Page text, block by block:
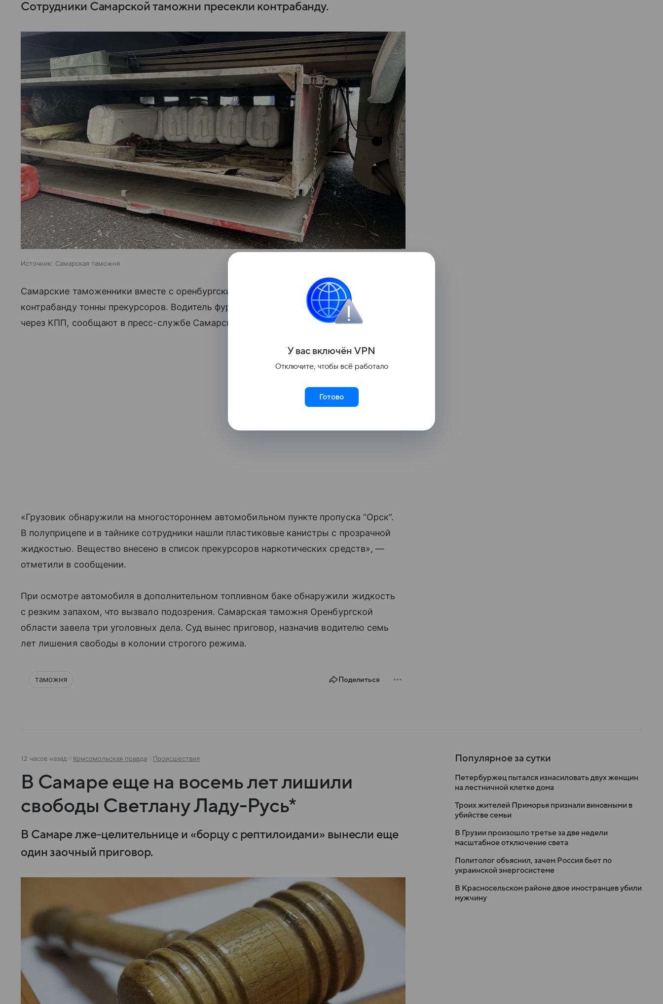
Сотрудники Самарской таможни пресекли контрабанду.
Источник: Самарская таможня
Самарские таможенники вместе с оренбургскими пограничниками пресекли
контрабанду тонны прекурсоров. Водитель фуры пытался провести наркотики
через КПП, сообщают в пресс-службе Самарской таможни.
«Грузовик обнаружили на многостороннем автомобильном пункте пропуска “Орск”.
В полуприцепе и в тайнике сотрудники нашли пластиковые канистры с прозрачной
жидкостью. Вещество внесено в список прекурсоров наркотических средств», —
отметили в сообщении.
При осмотре автомобиля в дополнительном топливном баке обнаружили жидкость
с резким запахом, что вызвало подозрения. Самарская таможня Оренбургской
области завела три уголовных дела. Суд вынес приговор, назначив водителю семь
лет лишения свободы в колонии строгого режима.
таможня Поделиться
12 часов назад Комсомольская правда Происшествия
В Самаре еще на восемь лет лишили
свободы Светлану Ладу-Русь*
В Самаре лже-целительнице и «борцу с рептилоидами» вынесли еще
один заочный приговор.
Популярное за сутки
Петербуржец пытался изнасиловать двух женщин
на лестничной клетке дома
Троих жителей Приморья признали виновными в
убийстве семьи
В Грузии произошло третье за две недели
масштабное отключение света
Политолог объяснил, зачем Россия бьет по
украинской энергосистеме
В Красносельском районе двое иностранцев убили
мужчину
У вас включён VPN
Отключите, чтобы всё работало
Готово